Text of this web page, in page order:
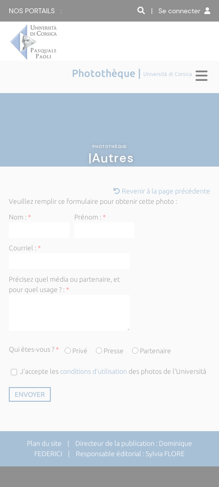
NOS PORTAILS : | Se connecter
Photothèque | Università di Corsica
PHOTOTHÈQUE
|Autres
Revenir à la page précédente
Veuillez remplir ce formulaire pour obtenir cette photo :
Nom :* Prénom :*
Courriel :*
Précisez quel média ou partenaire, et
pour quel usage ? :*
Qui êtes-vous ?* Privé Presse Partenaire
J’accepte les conditions d’utilisation des photos de l'Università
Plan du site | Directeur de la publication : Dominique
FEDERICI | Responsable éditorial : Sylvia FLORE